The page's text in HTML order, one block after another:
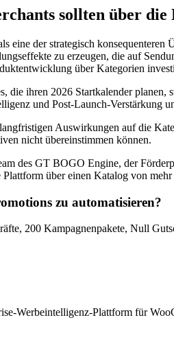
sollten über
eine der strategisch
zu erzeugen, die auf
über Kategorien
die ihren 2026 Startkalender
und Post-Launch-Verstärkung
Auswirkungen auf die
nicht übereinstimmen können.
des GT BOGO Engine, der
über einen Katalog von
zu automatisieren?
200 Kampagnenpakete, Null
Werbeintelligenz-Plattform für